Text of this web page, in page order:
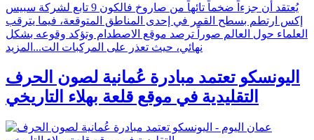
يُعتقد أن جزءاً ضخماً تائهاً من صاروخ فالكون 9 تابع لشركة سبيس
إكس ارتطم بسطح القمر في إحدى المناطق المتوقعة، فيما يترقب
العلماء حول العالم صوراً ترصد موقع الاصطدام وتؤكد وقوعه بشكل
نهائي، حيث تعذر على المركبات الت... المزيد
اليونسكو تعتمد مبادرة عُمانية لصون الحرف
التقليدية في موقع قلعة بهلاء التاريخي